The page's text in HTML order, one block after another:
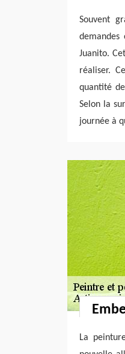
Souvent
demandes
Juanito.
réaliser.
quantité
Selon la
journée à
La